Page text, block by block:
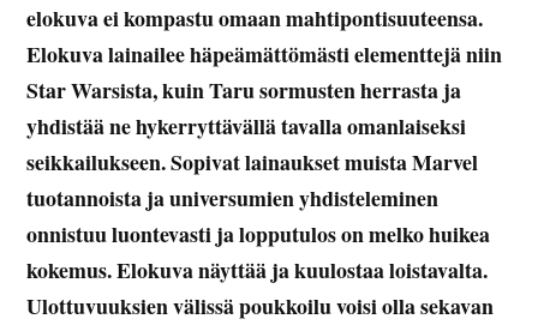
elokuva ei kompastu omaan mahtipontisuuteensa.
Elokuva lainailee häpeämättömästi elementtejä niin
Star Warsista, kuin Taru sormusten herrasta ja
yhdistää ne hykerryttävällä tavalla omanlaiseksi
seikkailukseen. Sopivat lainaukset muista Marvel
tuotannoista ja universumien yhdisteleminen
onnistuu luontevasti ja lopputulos on melko huikea
kokemus. Elokuva näyttää ja kuulostaa loistavalta.
Ulottuvuuksien välissä poukkoilu voisi olla sekavan